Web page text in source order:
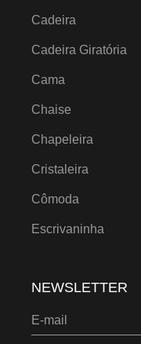
Cadeira
Cadeira Giratória
Cama
Chaise
Chapeleira
Cristaleira
Cômoda
Escrivaninha
NEWSLETTER